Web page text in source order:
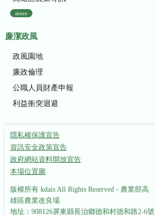
more
廉潔政風
政風園地
廉政倫理
公職人員財產申報
利益衝突迴避
隱私權保護宣告
資訊安全政策宣告
政府網站資料開放宣告
本場位置圖
版權所有 kdais All Rights Reserved - 農業部高
雄區農業改良場
地址：908126屏東縣長治鄉德和村德和路2-6號